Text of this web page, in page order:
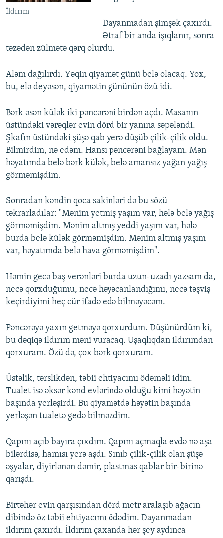
İldırım
Dayanmadan şimşək çaxırdı.
Ətraf bir anda işıqlanır, sonra
təzədən zülmətə qərq olurdu.
Aləm dağılırdı. Yəqin qiyamət günü belə olacaq. Yox,
bu, elə deyəsən, qiyamətin gününün özü idi.
Bərk əsən külək iki pəncərəni birdən açdı. Masanın
üstündəki vərəqlər evin dörd bir yanına səpələndi.
Şkafın üstündəki şüşə qab yerə düşüb çilik-çilik oldu.
Bilmirdim, nə edəm. Hansı pəncərəni bağlayam. Mən
həyatımda belə bərk külək, belə amansız yağan yağış
görməmişdim.
Sonradan kəndin qoca sakinləri də bu sözü
təkrarladılar: "Mənim yetmiş yaşım var, hələ belə yağış
görməmişdim. Mənim altmış yeddi yaşım var, hələ
burda belə külək görməmişdim. Mənim altmış yaşım
var, həyatımda belə hava görməmişdim".
Həmin gecə baş verənləri burda uzun-uzadı yazsam da,
necə qorxduğumu, necə həyəcanlandığımı, necə təşviş
keçirdiyimi heç cür ifadə edə bilməyəcəm.
Pəncərəyə yaxın getməyə qorxurdum. Düşünürdüm ki,
bu dəqiqə ildırım məni vuracaq. Uşaqlıqdan ildırımdan
qorxuram. Özü də, çox bərk qorxuram.
Üstəlik, tərslikdən, təbii ehtiyacımı ödəməli idim.
Tualet isə əksər kənd evlərində olduğu kimi həyətin
başında yerləşirdi. Bu qiyamətdə həyətin başında
yerləşən tualetə gedə bilməzdim.
Qapını açıb bayıra çıxdım. Qapını açmaqla evdə nə aşa
bilərdisə, hamısı yerə aşdı. Sınıb çilik-çilik olan şüşə
əşyalar, diyirlənən dəmir, plastmas qablar bir-birinə
qarışdı.
Birtəhər evin qarşısından dörd metr aralaşıb ağacın
dibində öz təbii ehtiyacımı ödədim. Dayanmadan
ildırım çaxırdı. İldırım çaxanda hər şey aydınca